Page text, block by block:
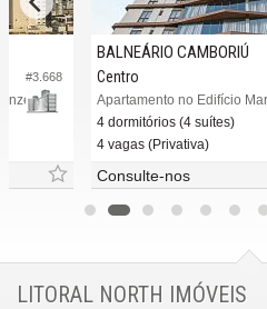
#3.668
BALNEÁRIO CAMBORIÚ
Centro
4 dormitórios (4 suítes)
4 vagas (Privativa)
Consulte-nos
LITORAL NORTH IMÓVEIS